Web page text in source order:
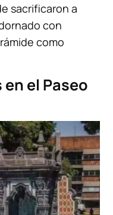
sacrificaron a
con
como
el Paseo